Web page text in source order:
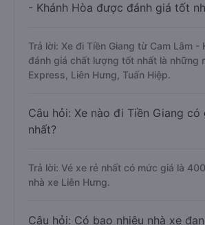
- Khánh Hòa được đánh giá tốt
Trả lời: Xe đi Tiền Giang từ Cam Lâm -
đánh giá chất lượng tốt nhất là những
Express, Liên Hưng, Tuấn Hiệp.
Câu hỏi: Xe nào đi Tiền Giang có
nhất?
Trả lời: Vé xe rẻ nhất có mức giá là
nhà xe Liên Hưng.
Câu hỏi: Có bao nhiêu nhà xe